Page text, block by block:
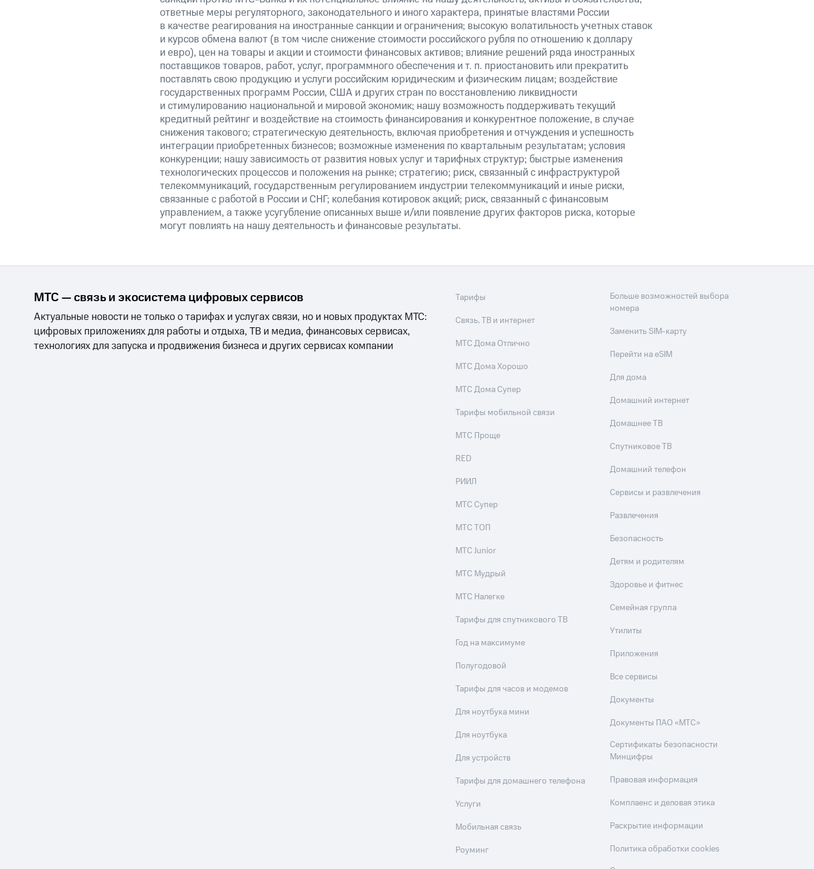
ответные меры регуляторного, законодательного и иного характера, принятые властями России
в качестве реагирования на иностранные санкции и ограничения; высокую волатильность учетных ставок
и курсов обмена валют (в том числе снижение стоимости российского рубля по отношению к доллару
и евро), цен на товары и акции и стоимости финансовых активов; влияние решений ряда иностранных
поставщиков товаров, работ, услуг, программного обеспечения и т. п. приостановить или прекратить
поставлять свою продукцию и услуги российским юридическим и физическим лицам; воздействие
государственных программ России, США и других стран по восстановлению ликвидности
и стимулированию национальной и мировой экономик; нашу возможность поддерживать текущий
кредитный рейтинг и воздействие на стоимость финансирования и конкурентное положение, в случае
снижения такового; стратегическую деятельность, включая приобретения и отчуждения и успешность
интеграции приобретенных бизнесов; возможные изменения по квартальным результатам; условия
конкуренции; нашу зависимость от развития новых услуг и тарифных структур; быстрые изменения
технологических процессов и положения на рынке; стратегию; риск, связанный с инфраструктурой
телекоммуникаций, государственным регулированием индустрии телекоммуникаций и иные риски,
связанные с работой в России и СНГ; колебания котировок акций; риск, связанный с финансовым
управлением, а также усугубление описанных выше и/или появление других факторов риска, которые
могут повлиять на нашу деятельность и финансовые результаты.
МТС — связь и экосистема цифровых сервисов
Актуальные новости не только о тарифах и услугах связи, но и новых продуктах МТС:
цифровых приложениях для работы и отдыха, ТВ и медиа, финансовых сервисах,
технологиях для запуска и продвижения бизнеса и других сервисах компании
Тарифы
Связь, ТВ и интернет
МТС Дома Отлично
МТС Дома Хорошо
МТС Дома Супер
Тарифы мобильной связи
МТС Проще
RED
РИИЛ
МТС Супер
МТС ТОП
МТС Junior
МТС Мудрый
МТС Налегке
Тарифы для спутникового ТВ
Год на максимуме
Полугодовой
Тарифы для часов и модемов
Для ноутбука мини
Для ноутбука
Для устройств
Тарифы для домашнего телефона
Услуги
Мобильная связь
Роуминг
Больше возможностей выбора
номера
Заменить SIM-карту
Перейти на eSIM
Для дома
Домашний интернет
Домашнее ТВ
Спутниковое ТВ
Домашний телефон
Сервисы и развлечения
Развлечения
Безопасность
Детям и родителям
Здоровье и фитнес
Семейная группа
Утилиты
Приложения
Все сервисы
Документы
Документы ПАО «МТС»
Сертификаты безопасности
Минцифры
Правовая информация
Комплаенс и деловая этика
Раскрытие информации
Политика обработки cookies